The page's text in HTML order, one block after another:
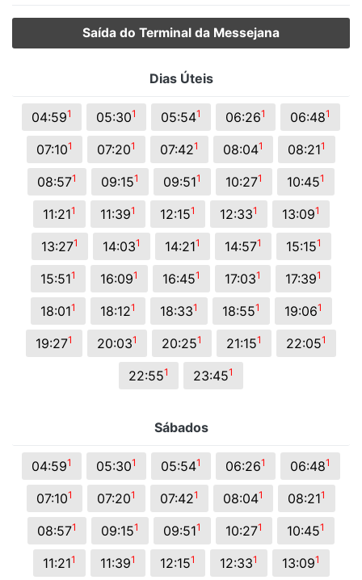
Saída do Terminal da Messejana
Dias Úteis
04:591 05:301 05:541 06:261 06:481
07:101 07:201 07:421 08:041 08:211
08:571 09:151 09:511 10:271 10:451
11:211 11:391 12:151 12:331 13:091
13:271 14:031 14:211 14:571 15:151
15:511 16:091 16:451 17:031 17:391
18:011 18:121 18:331 18:551 19:061
19:271 20:031 20:251 21:151 22:051
22:551 23:451
Sábados
04:591 05:301 05:541 06:261 06:481
07:101 07:201 07:421 08:041 08:211
08:571 09:151 09:511 10:271 10:451
11:211 11:391 12:151 12:331 13:091